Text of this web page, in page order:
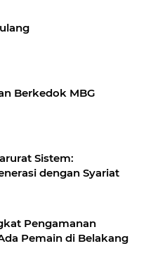
Berkedok MBG
Sistem:
dengan Syariat
Pengamanan
Pemain di Belakang